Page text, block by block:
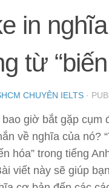
in
từ
CHUYÊN IELTS ·
giờ bắt gặp cụm
về nghĩa của nó?
hóa” trong tiếng
viết này sẽ giúp